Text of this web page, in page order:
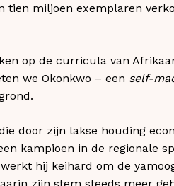
tien miljoen exemplaren
op de curricula van
we Okonkwo – een self-
door zijn lakse houding
kampioen in de regionale
hij keihard om de